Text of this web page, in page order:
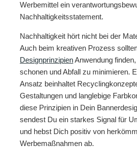
Werbemittel ein
Nachhaltigkeitsstatement.
Nachhaltigkeit hört nicht bei der
Auch beim kreativen Prozess
DesignprinzipienAnwendung
schonen und Abfall zu minimieren.
Ansatz beinhaltet
Gestaltungen und langlebige
diese Prinzipien in Dein
sendest Du ein starkes Signal für
und hebst Dich positiv von
Werbemaßnahmen ab.